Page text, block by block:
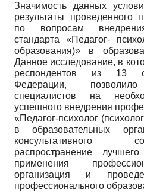
Значимость данных
результаты проведенного
по вопросам
стандарта «Педагог-
образования)» в
Данное исследование, в
респондентов из 13
Федерации,
специалистов на
успешного внедрения
«Педагог-психолог
в образовательных
консультативного
распространение
применения
организация и
профессионального